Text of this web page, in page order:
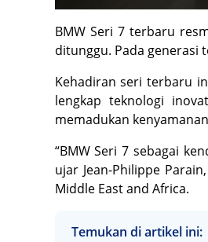
BMW Seri 7 terbaru
ditunggu. Pada generasi
Kehadiran seri terbaru
lengkap teknologi
memadukan
“BMW Seri 7 sebagai
ujar Jean-Philippe
Middle East and Africa.
Temukan di artikel ini: